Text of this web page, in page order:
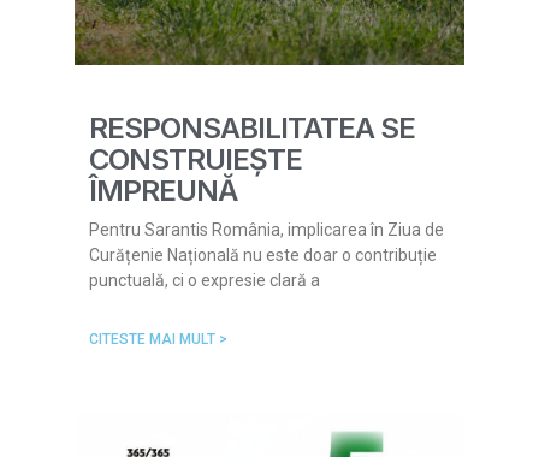
RESPONSABILITATEA SE
CONSTRUIEȘTE
ÎMPREUNĂ
Pentru Sarantis România, implicarea în Ziua de
Curățenie Națională nu este doar o contribuție
punctuală, ci o expresie clară a
CITESTE MAI MULT >